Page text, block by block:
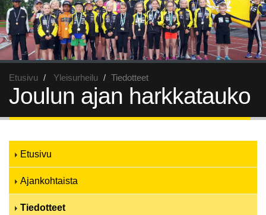
Etusivu Yleisurheilu Tiedotteet
Joulun ajan harkkatauko
Etusivu
Ajankohtaista
Tiedotteet